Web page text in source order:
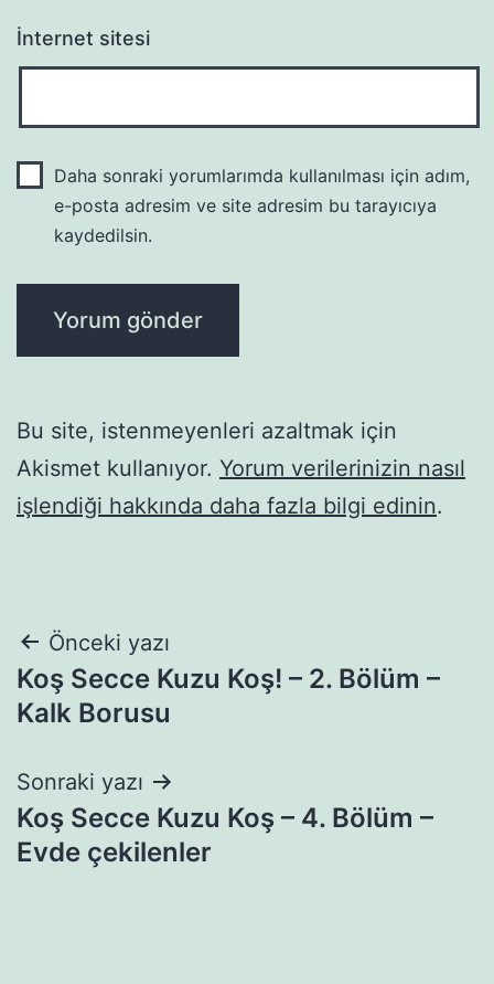
İnternet sitesi
Daha sonraki yorumlarımda kullanılması için adım,
e-posta adresim ve site adresim bu tarayıcıya
kaydedilsin.
Bu site, istenmeyenleri azaltmak için
Akismet kullanıyor. Yorum verilerinizin nasıl
işlendiği hakkında daha fazla bilgi edinin.
Yazı
gezinmesi
Önceki yazı
Koş Secce Kuzu Koş! – 2. Bölüm –
Kalk Borusu
Sonraki yazı
Koş Secce Kuzu Koş – 4. Bölüm –
Evde çekilenler